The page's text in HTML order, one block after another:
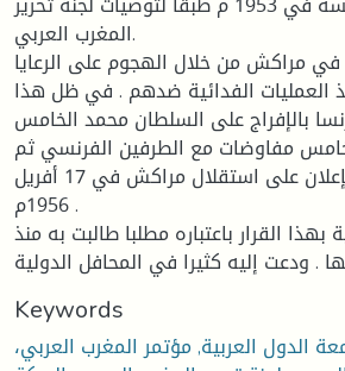
المغرب العربي.
في مراكش من خلال الهجوم على الرعايا
العمليات الفدائية ضدهم . في ظل هذا
بالإفراج على السلطان محمد الخامس .
مفاوضات مع الطرفين الفرنسي ثم
الإسباني . و تم الإعلان على استقلال مراكش في 17 أفريل
1956م .
بهذا القرار باعتباره مطلبا طالبت به منذ
Keywords
الدول العربية, مؤتمر المغرب العربي،